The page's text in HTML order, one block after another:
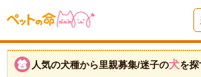
人気の犬種から里親募集/迷子の犬を探